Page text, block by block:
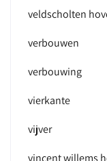
veldscholten
verbouwen
verbouwing
vierkante
vijver
vincent willems